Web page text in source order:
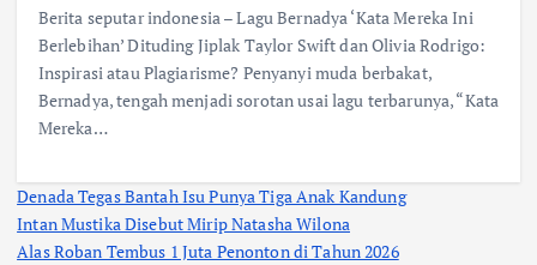
Berita seputar indonesia – Lagu Bernadya ‘Kata Mereka Ini
Berlebihan’ Dituding Jiplak Taylor Swift dan Olivia Rodrigo:
Inspirasi atau Plagiarisme? Penyanyi muda berbakat,
Bernadya, tengah menjadi sorotan usai lagu terbarunya, “Kata
Mereka…
Denada Tegas Bantah Isu Punya Tiga Anak Kandung
Intan Mustika Disebut Mirip Natasha Wilona
Alas Roban Tembus 1 Juta Penonton di Tahun 2026